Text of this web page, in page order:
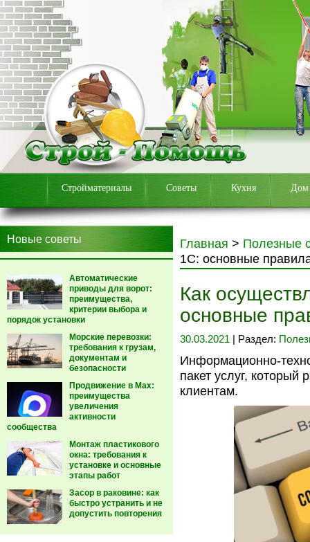
Стройматериалы Советы Кухня Дом
Новые советы
Автоматические
приводы для ворот:
преимущества,
критерии выбора и
порядок установки
Морские перевозки:
требования к грузам,
документам и
безопасности
Продвижение в Max:
преимущества
увеличения
активности
сообщества
Монтаж пластикового
окна: требования к
установке и основные
этапы работ
Засор в раковине: как
быстро устранить и не
допустить повторения
Главная > Полезные
1С: основные
Как
основные
30.03.2021 | Раздел:
Информационно-
пакет услуг, который
клиентам.